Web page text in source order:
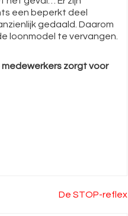
een beperkt deel
gedaald. Daarom
loonmodel te vervangen.
medewerkers zorgt voor
De STOP-reflex